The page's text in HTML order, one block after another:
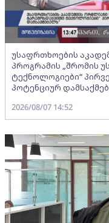
უსაფრთხოების
პროგრამის „შრომის
ტექნოლოგიები“
პოტენციურ
2026/08/07 14:52